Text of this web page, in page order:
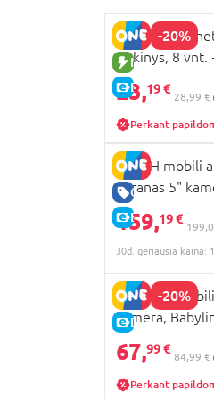
-20%
NAUJA PREKĖ
E-KAINA
DOOKY
rinkinys, 8 vnt.
2301121
23,19 €
28,99 €
Perkant
GERA KAINA
E-KAINA
VTECH mobili
ekranas 5"
159,19 €
30d. geriausia kaina:
-20%
E-KAINA
LIONELO
kamera,
67,99 €
84,99 €
Perkant